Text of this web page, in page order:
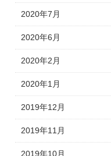
2020年7月
2020年6月
2020年2月
2020年1月
2019年12月
2019年11月
2019年10月